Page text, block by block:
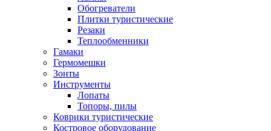
Обогреватели
Плитки туристические
Резаки
Теплообменники
Гамаки
Гермомешки
Зонты
Инструменты
Лопаты
Топоры, пилы
Коврики туристические
Костровое оборудование